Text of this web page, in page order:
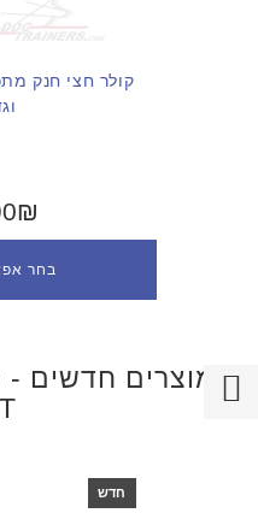
קולר חצי חנק
בחר
מוצרים חדשים -
חדש